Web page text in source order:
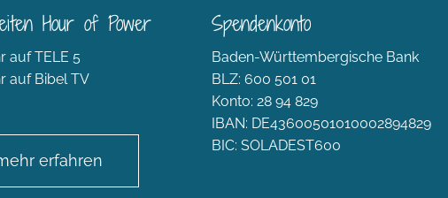
Hour of Power
auf TELE 5
auf Bibel TV
erfahren
Spendenkonto
Baden-Württembergische Bank
BLZ: 600 501 01
Konto: 28 94 829
IBAN: DE43600501010002894829
BIC: SOLADEST600